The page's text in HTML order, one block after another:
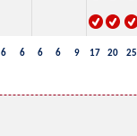
6 6 6 6 9 17 20 25